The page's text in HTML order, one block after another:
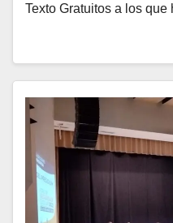
Texto Gratuitos a los